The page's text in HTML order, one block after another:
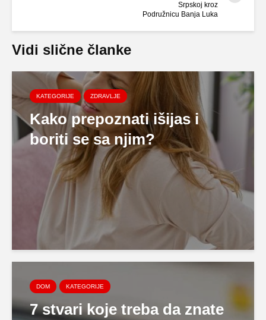
Srpskoj kroz
Podružnicu Banja Luka
Vidi slične članke
KATEGORIJE ZDRAVLJE
Kako prepoznati išijas i
boriti se sa njim?
DOM KATEGORIJE
7 stvari koje treba da znate